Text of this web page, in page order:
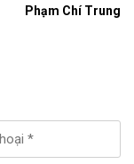
Phạm Chí Trung